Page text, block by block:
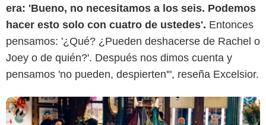
era: 'Bueno, no necesitamos a los seis. Podemos
hacer esto solo con cuatro de ustedes'. Entonces
pensamos: '¿Qué? ¿Pueden deshacerse de Rachel o
Joey o de quién?'. Después nos dimos cuenta y
pensamos 'no pueden, despierten'", reseña Excelsior.